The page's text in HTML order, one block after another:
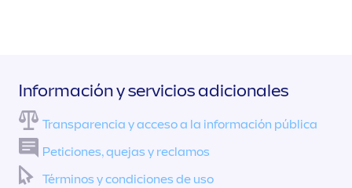
Información y servicios adicionales
Transparencia y acceso a la información pública
Peticiones, quejas y reclamos
Términos y condiciones de uso